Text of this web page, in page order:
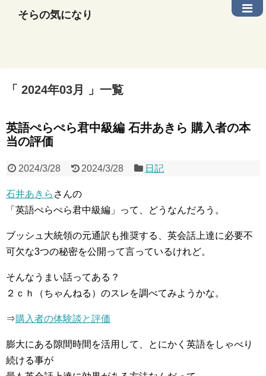
そらの気になり
2024年03月 一覧
英語ぺらぺら君中級編 石井あきら 購入者の本
当の評価
2024/3/28 2024/3/28 日記
石井あきら さんの
「英語ぺらぺら君中級編」って、どうなんだろう。
ブッシュ大統領の元通訳も推奨する、英会話上達に必要不
可欠な3つの秘密を公開って言っているけれど。
そんなうまい話ってある？
２ｃｈ（ちゃんねる）のスレを調べてみようかな。
⇒購入者の体験談と評価
膨大にある隙間時間を活用して、とにかく英語をしゃべり
続ける事が